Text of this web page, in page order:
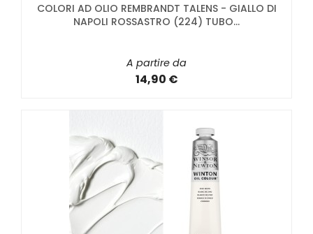
COLORI AD OLIO REMBRANDT TALENS - GIALLO DI
NAPOLI ROSSASTRO (224) TUBO...
A partire da
14,90 €